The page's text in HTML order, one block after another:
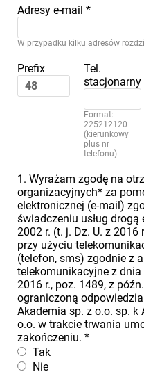
Adresy e-mail *
W przypadku kilku adresów
Prefix
Tel.
stacjonarny
Format:
225212120
(kierunkowy
plus nr
telefonu)
1. Wyrażam zgodę na
organizacyjnych* za
elektronicznej (e-mail)
świadczeniu usług
2002 r. (t. j. Dz. U. z
przy użyciu
(telefon, sms) zgodnie z
telekomunikacyjne z dnia
2016 r., poz. 1489, z
ograniczoną
Akademia sp. z o.o. sp. k
o.o. w trakcie trwania
zakończeniu. *
Tak
Nie